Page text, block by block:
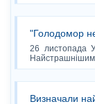
"Голодомор
26 листопада
Визначали